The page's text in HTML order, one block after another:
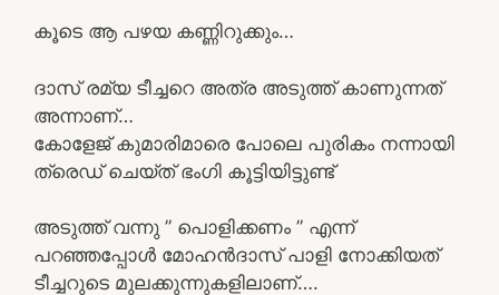
കൂടെ ആ പഴയ കണ്ണിറുക്കും…
ദാസ് രമ്യ ടീച്ചറെ അത്ര അടുത്ത് കാണുന്നത്
അന്നാണ്…
കോളേജ് കുമാരിമാരെ പോലെ പുരികം നന്നായി
ത്രെഡ് ചെയ്ത് ഭംഗി കൂട്ടിയിട്ടുണ്ട്
അടുത്ത് വന്നു ” പൊളിക്കണം ” എന്ന്
പറഞ്ഞപ്പോൾ മോഹൻദാസ് പാളി നോക്കിയത്
ടീച്ചറുടെ മുലക്കുന്നുകളിലാണ്….